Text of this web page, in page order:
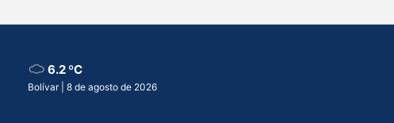
6.2 ºC
Bolívar | 8 de agosto de 2026